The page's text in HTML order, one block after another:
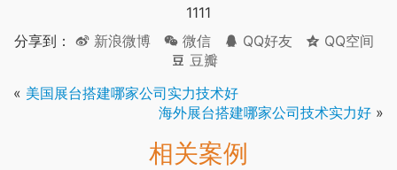
1111
分享到：
新浪微博 微信 QQ好友
QQ空间
豆瓣
« 美国展台搭建哪家公司实力技术好
海外展台搭建哪家公司技术实力好 »
相关案例